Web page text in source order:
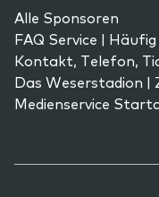
Alle Sponsoren
FAQ Service |
Kontakt, Telefon,
Das Weserstadion |
Medienservice